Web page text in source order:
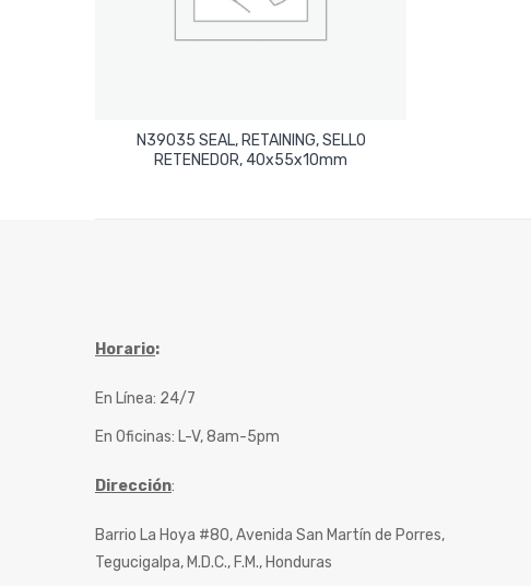
N39035 SEAL, RETAINING, SELLO
RETENEDOR, 40x55x10mm
Leer Más
Horario:
En Línea: 24/7
En Oficinas: L-V, 8am-5pm
Dirección:
Barrio La Hoya #80, Avenida San Martín de Porres,
Tegucigalpa, M.D.C., F.M., Honduras